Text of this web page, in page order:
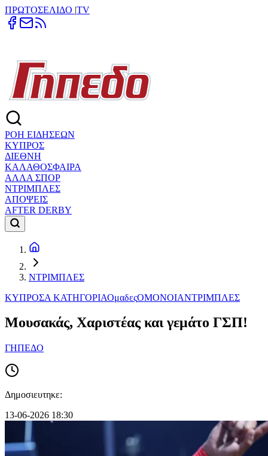
ΠΡΩΤΟΣΕΛΙΔΟ |TV
ΡΟΗ ΕΙΔΗΣΕΩΝ
ΚΥΠΡΟΣ
ΔΙΕΘΝΗ
ΚΑΛΑΘΟΣΦΑΙΡΑ
ΑΛΛΑ ΣΠΟΡ
ΝΤΡΙΜΠΛΕΣ
ΑΠΟΨΕΙΣ
AFTER DERBY
ΝΤΡΙΜΠΛΕΣ
ΚΥΠΡΟΣΑ ΚΑΤΗΓΟΡΙΑΟμαδεςΟΜΟΝΟΙΑΝΤΡΙΜΠΛΕΣ
Μουσακάς, Χαριστέας και γεμάτο ΓΣΠ!
ΓΗΠΕΔΟ
Δημοσιευτηκε:
13-06-2026 18:30